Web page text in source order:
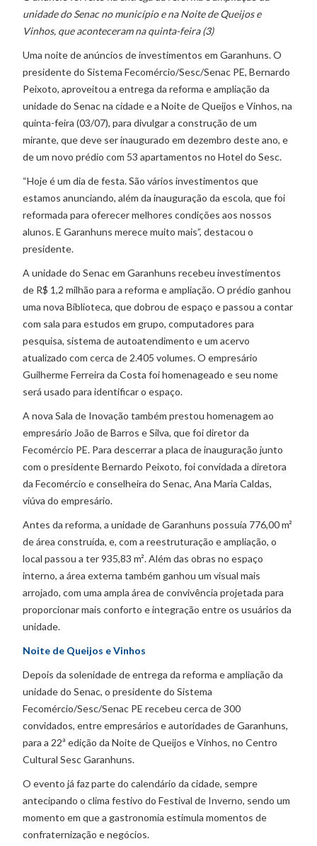
unidade do Senac no município e na Noite de Queijos e
Vinhos, que aconteceram na quinta-feira (3)
Uma noite de anúncios de investimentos em Garanhuns. O
presidente do Sistema Fecomércio/Sesc/Senac PE, Bernardo
Peixoto, aproveitou a entrega da reforma e ampliação da
unidade do Senac na cidade e a Noite de Queijos e Vinhos, na
quinta-feira (03/07), para divulgar a construção de um
mirante, que deve ser inaugurado em dezembro deste ano, e
de um novo prédio com 53 apartamentos no Hotel do Sesc.
“Hoje é um dia de festa. São vários investimentos que
estamos anunciando, além da inauguração da escola, que foi
reformada para oferecer melhores condições aos nossos
alunos. E Garanhuns merece muito mais”, destacou o
presidente.
A unidade do Senac em Garanhuns recebeu investimentos
de R$ 1,2 milhão para a reforma e ampliação. O prédio ganhou
uma nova Biblioteca, que dobrou de espaço e passou a contar
com sala para estudos em grupo, computadores para
pesquisa, sistema de autoatendimento e um acervo
atualizado com cerca de 2.405 volumes. O empresário
Guilherme Ferreira da Costa foi homenageado e seu nome
será usado para identificar o espaço.
A nova Sala de Inovação também prestou homenagem ao
empresário João de Barros e Silva, que foi diretor da
Fecomércio PE. Para descerrar a placa de inauguração junto
com o presidente Bernardo Peixoto, foi convidada a diretora
da Fecomércio e conselheira do Senac, Ana Maria Caldas,
viúva do empresário.
Antes da reforma, a unidade de Garanhuns possuía 776,00 m²
de área construída, e, com a reestruturação e ampliação, o
local passou a ter 935,83 m². Além das obras no espaço
interno, a área externa também ganhou um visual mais
arrojado, com uma ampla área de convivência projetada para
proporcionar mais conforto e integração entre os usuários da
unidade.
Noite de Queijos e Vinhos
Depois da solenidade de entrega da reforma e ampliação da
unidade do Senac, o presidente do Sistema
Fecomércio/Sesc/Senac PE recebeu cerca de 300
convidados, entre empresários e autoridades de Garanhuns,
para a 22ª edição da Noite de Queijos e Vinhos, no Centro
Cultural Sesc Garanhuns.
O evento já faz parte do calendário da cidade, sempre
antecipando o clima festivo do Festival de Inverno, sendo um
momento em que a gastronomia estimula momentos de
confraternização e negócios.